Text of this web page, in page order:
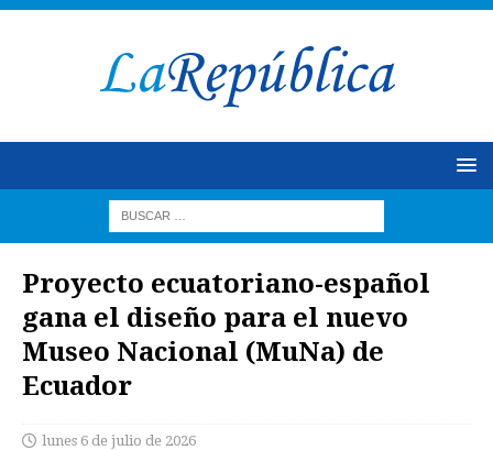
Proyecto ecuatoriano-español
gana el diseño para el nuevo
Museo Nacional (MuNa) de
Ecuador
lunes 6 de julio de 2026